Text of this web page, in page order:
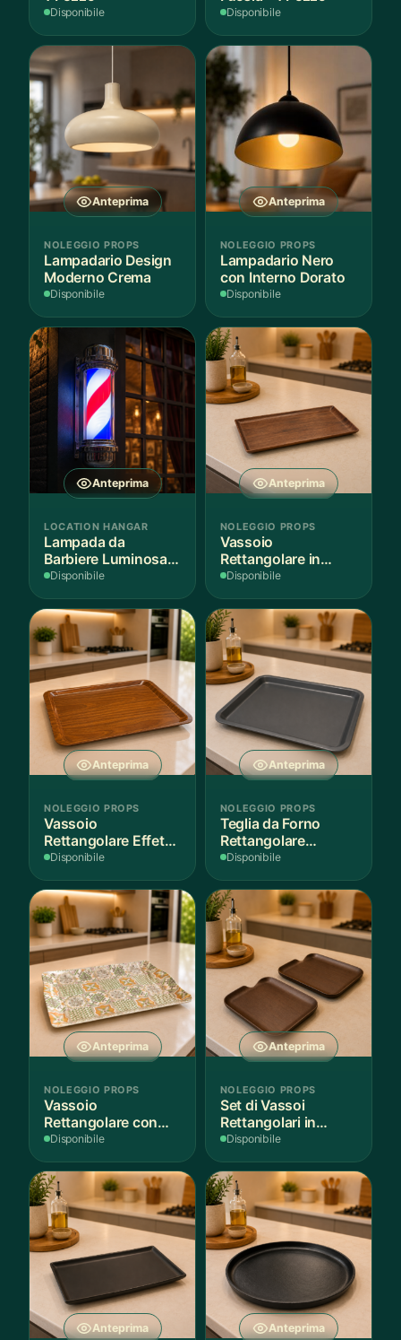
Disponibile Disponibile
Anteprima
NOLEGGIO PROPS
Lampadario Design
Moderno Crema
Disponibile
Anteprima
NOLEGGIO PROPS
Lampadario Nero
con Interno Dorato
Disponibile
Anteprima
LOCATION HANGAR
Lampada da
Barbiere Luminosa
Rotante
Disponibile
Anteprima
NOLEGGIO PROPS
Vassoio
Rettangolare in
Legno Scuro
Disponibile
Anteprima
NOLEGGIO PROPS
Vassoio
Rettangolare Effetto
Legno
Disponibile
Anteprima
NOLEGGIO PROPS
Teglia da Forno
Rettangolare
Antiaderente
Disponibile
Anteprima
NOLEGGIO PROPS
Vassoio
Rettangolare con
Fantasia
Disponibile
Anteprima
NOLEGGIO PROPS
Set di Vassoi
Rettangolari in
Finitura Legno
Disponibile
Anteprima Anteprima